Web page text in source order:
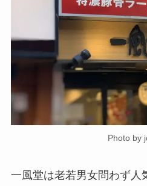
Photo by
一風堂は老若男女問わず人